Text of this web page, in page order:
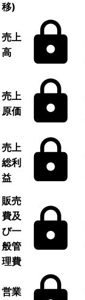
移)
売上
高
売上
原価
売上
総利
益
販売
費及
び一
般管
理費
営業